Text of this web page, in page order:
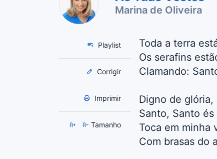
Marina de Oliveira
Playlist
Corrigir
Imprimir
Tamanho
Toda a terra
Os serafins
Clamando:
Digno de
Santo, Santo
Toca em minha
Com brasas do